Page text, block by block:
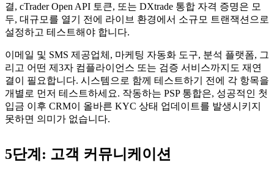
결, cTrader Open API 토큰, 또는 DXtrade 통합 자격 증명은 모
두, 대규모를 열기 전에 라이브 환경에서 소규모 트랜잭션으로
설정하고 테스트해야 합니다.
이메일 및 SMS 제공업체, 마케팅 자동화 도구, 분석 플랫폼, 그
리고 어떤 제3자 컴플라이언스 또는 검증 서비스까지도 재연
결이 필요합니다. 시스템으로 함께 테스트하기 전에 각 항목을
개별로 먼저 테스트하세요. 작동하는 PSP 통합은, 성공적인 첫
입금 이후 CRM이 올바른 KYC 상태 업데이트를 발생시키지
못하면 의미가 없습니다.
5단계: 고객 커뮤니케이션